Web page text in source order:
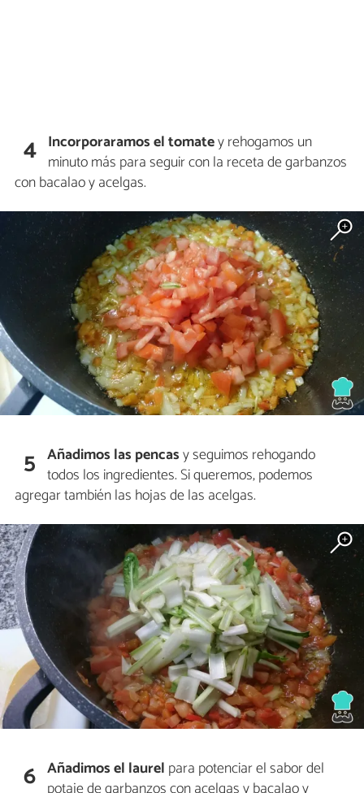
4 Incorporaramos el tomatey rehogamos un
minuto más para seguir con la receta de garbanzos
con bacalao y acelgas.
5 Añadimos las pencasy seguimos rehogando
todos los ingredientes. Si queremos, podemos
agregar también las hojas de las acelgas.
6 Añadimos el laurel para potenciar el sabor del